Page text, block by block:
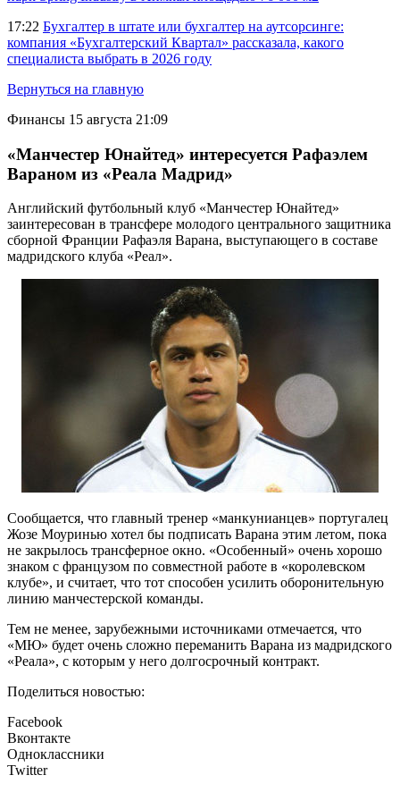
17:22 Бухгалтер в штате или бухгалтер на аутсорсинге:
компания «Бухгалтерский Квартал» рассказала, какого
специалиста выбрать в 2026 году
Вернуться на главную
Финансы 15 августа 21:09
«Манчестер Юнайтед» интересуется Рафаэлем
Вараном из «Реала Мадрид»
Английский футбольный клуб «Манчестер Юнайтед»
заинтересован в трансфере молодого центрального защитника
сборной Франции Рафаэля Варана, выступающего в составе
мадридского клуба «Реал».
Сообщается, что главный тренер «манкунианцев» португалец
Жозе Моуринью хотел бы подписать Варана этим летом, пока
не закрылось трансферное окно. «Особенный» очень хорошо
знаком с французом по совместной работе в «королевском
клубе», и считает, что тот способен усилить оборонительную
линию манчестерской команды.
Тем не менее, зарубежными источниками отмечается, что
«МЮ» будет очень сложно переманить Варана из мадридского
«Реала», с которым у него долгосрочный контракт.
Поделиться новостью:
Facebook
Вконтакте
Одноклассники
Twitter